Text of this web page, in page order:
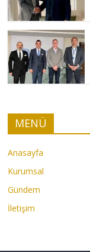
MENÜ
Anasayfa
Kurumsal
Gündem
İletişim